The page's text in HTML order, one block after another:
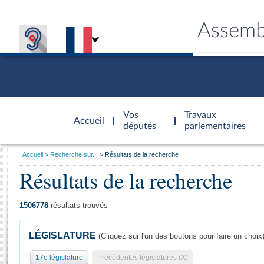
Accueil
d'accueil
Vos
députés
Travaux
parlementaires
Général
Vous
Accueil Recherche sur... Résultats de la recherche
Résultats de la recherche
1506778 résultats trouvés
LÉGISLATURE (Cliquez sur l'un des boutons pour faire un choix)
17e législature Précédentes législatures (X)